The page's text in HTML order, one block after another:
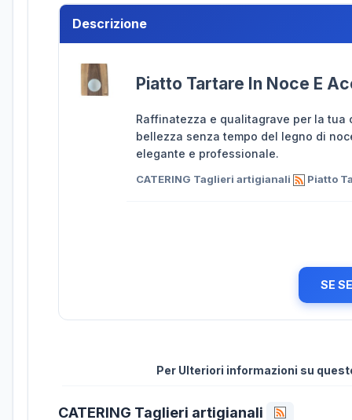
Descrizione
Piatto Tartare In Noce E
Raffinatezza e qualitagrave per la
bellezza senza tempo del legno di
elegante e professionale.
CATERING Taglieri artigianali Piatto
SE
Per Ulteriori informazioni su
CATERING Taglieri artigianali